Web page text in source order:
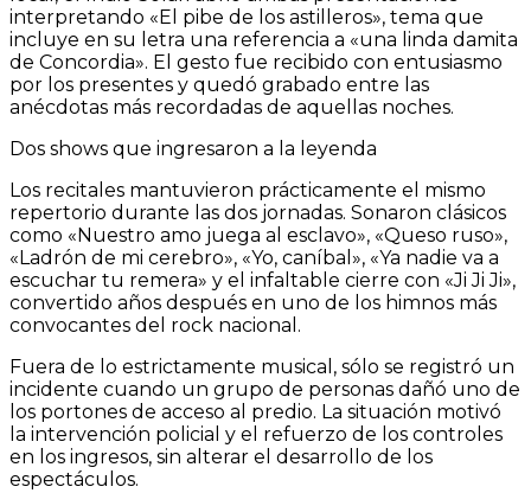
interpretando «El pibe de los astilleros», tema que
incluye en su letra una referencia a «una linda damita
de Concordia». El gesto fue recibido con entusiasmo
por los presentes y quedó grabado entre las
anécdotas más recordadas de aquellas noches.
Dos shows que ingresaron a la leyenda
Los recitales mantuvieron prácticamente el mismo
repertorio durante las dos jornadas. Sonaron clásicos
como «Nuestro amo juega al esclavo», «Queso ruso»,
«Ladrón de mi cerebro», «Yo, caníbal», «Ya nadie va a
escuchar tu remera» y el infaltable cierre con «Ji Ji Ji»,
convertido años después en uno de los himnos más
convocantes del rock nacional.
Fuera de lo estrictamente musical, sólo se registró un
incidente cuando un grupo de personas dañó uno de
los portones de acceso al predio. La situación motivó
la intervención policial y el refuerzo de los controles
en los ingresos, sin alterar el desarrollo de los
espectáculos.